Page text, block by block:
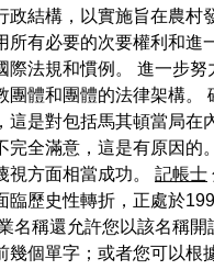
政結構，以實施旨在農村
所有必要的次要權利和進
際法規和慣例。 進一步
團體和團體的法律架構。
這是對包括馬其頓當局
完全滿意，這是有原因的
視方面相當成功。 記帳士
臨歷史性轉折，正處於
名稱還允許您以該名稱
幾個單字；或者您可以根